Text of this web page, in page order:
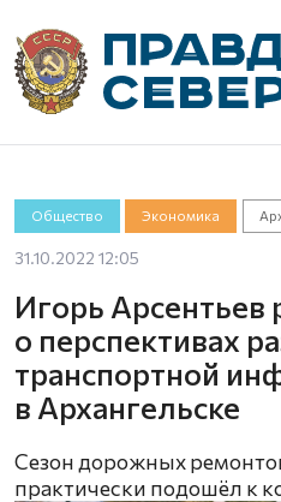
Общество Экономика
31.10.2022 12:05
Игорь Арсентьев
о перспективах
транспортной
в Архангельске
Сезон дорожных
практически подошёл к